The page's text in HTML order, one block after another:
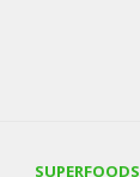
SUPERFOODS